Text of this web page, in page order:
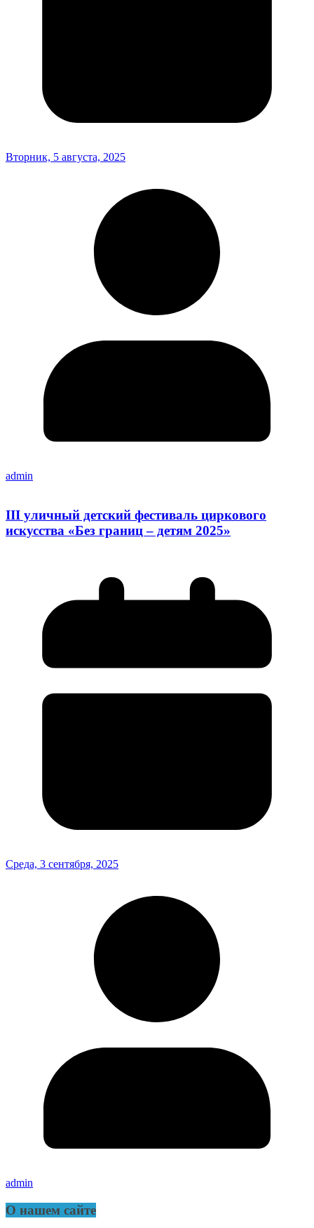
Вторник, 5 августа, 2025
admin
III уличный детский фестиваль циркового
искусства «Без границ – детям 2025»
Среда, 3 сентября, 2025
admin
О нашем сайте